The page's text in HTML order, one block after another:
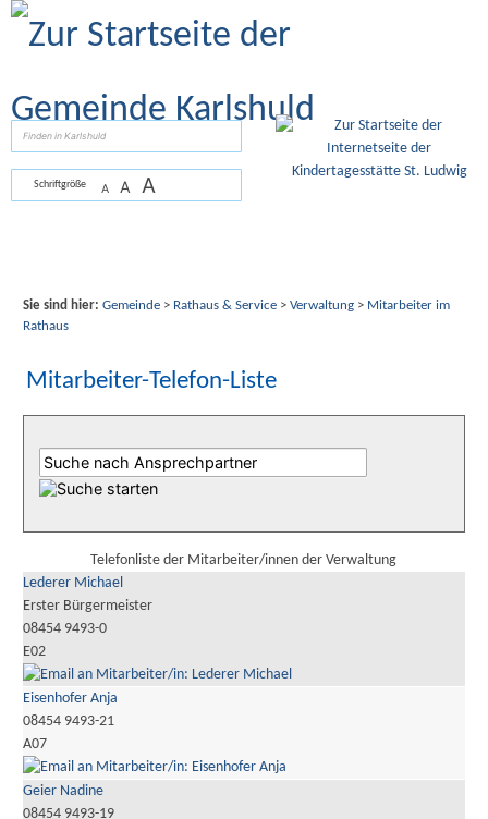
Zum Inhalt
Schriftgröße A A A
Sie sind hier: Gemeinde> Rathaus & Service> Verwaltung> Mitarbeiter im
Rathaus
Mitarbeiter-Telefon-Liste
Telefonliste der Mitarbeiter/innen der Verwaltung
Lederer Michael
Erster Bürgermeister
08454 9493-0
E02
Eisenhofer Anja
08454 9493-21
A07
Geier Nadine
08454 9493-19